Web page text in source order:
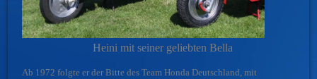
Heini mit seiner geliebten Bella
Ab 1972 folgte er der Bitte des Team Honda Deutschland, mit